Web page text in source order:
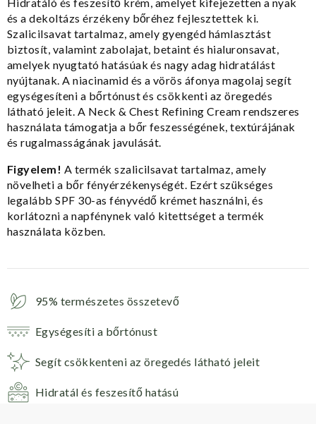
és a dekoltázs érzékeny bőréhez fejlesztettek ki.
Szalicilsavat tartalmaz, amely gyengéd hámlasztást
biztosít, valamint zabolajat, betaint és hialuronsavat,
amelyek nyugtató hatásúak és nagy adag hidratálást
nyújtanak. A niacinamid és a vörös áfonya magolaj segít
egységesíteni a bőrtónust és csökkenti az öregedés
látható jeleit. A Neck & Chest Refining Cream rendszeres
használata támogatja a bőr feszességének, textúrájának
és rugalmasságának javulását.
Figyelem! A termék szalicilsavat tartalmaz, amely
növelheti a bőr fényérzékenységét. Ezért szükséges
legalább SPF 30-as fényvédő krémet használni, és
korlátozni a napfénynek való kitettséget a termék
használata közben.
95% természetes összetevő
Egységesíti a bőrtónust
Segít csökkenteni az öregedés látható jeleit
Hidratál és feszesítő hatású